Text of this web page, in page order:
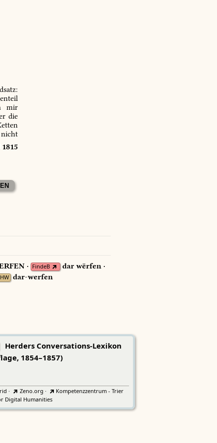
mir
die
· FindeB dar wërfen ·
dar-werfen
Herders Conversations-Lexikon
1854–1857)
· Zeno.org ·
Kompetenzzentrum - Trier
Digital Humanities